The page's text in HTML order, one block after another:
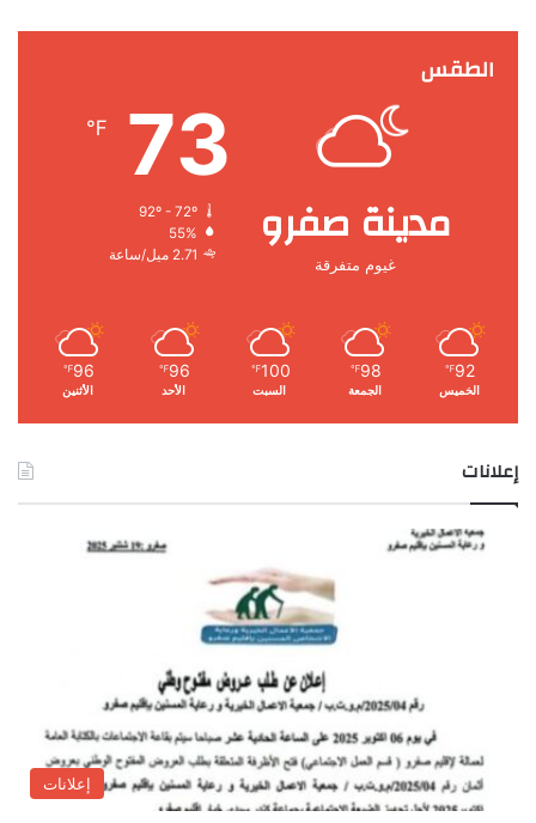
الطقس
مدينة صفرو
غيوم متفرقة
73
℉
92º - 72º
55%
2.71 ميل/ساعة
92
℉
الخميس
98
℉
الجمعة
100
℉
السبت
96
℉
الأحد
96
℉
الأثنين
إعلانات
إعلانات